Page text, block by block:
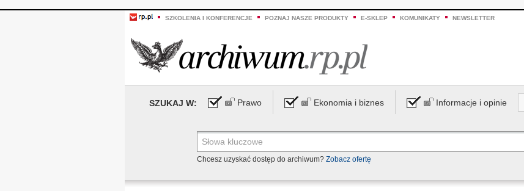
SZKOLENIA I KONFERENCJE POZNAJ NASZE PRODUKTY E-SKLEP KOMUNIKATY NEWSLETTER
SZUKAJ W: Prawo Ekonomia i biznes Informacje i opinie
Chcesz uzyskać dostęp do archiwum? Zobacz ofertę